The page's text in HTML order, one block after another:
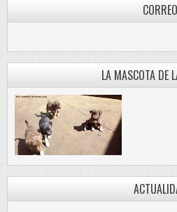
CORREO
LA MASCOTA DE